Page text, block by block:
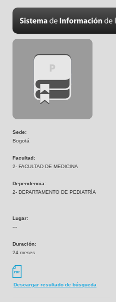
Sede:
Bogotá
Facultad:
2- FACULTAD DE MEDICINA
Dependencia:
2- DEPARTAMENTO DE PEDIATRÍA
Lugar:
---
Duración:
24 meses
Descargar resultado de búsqueda